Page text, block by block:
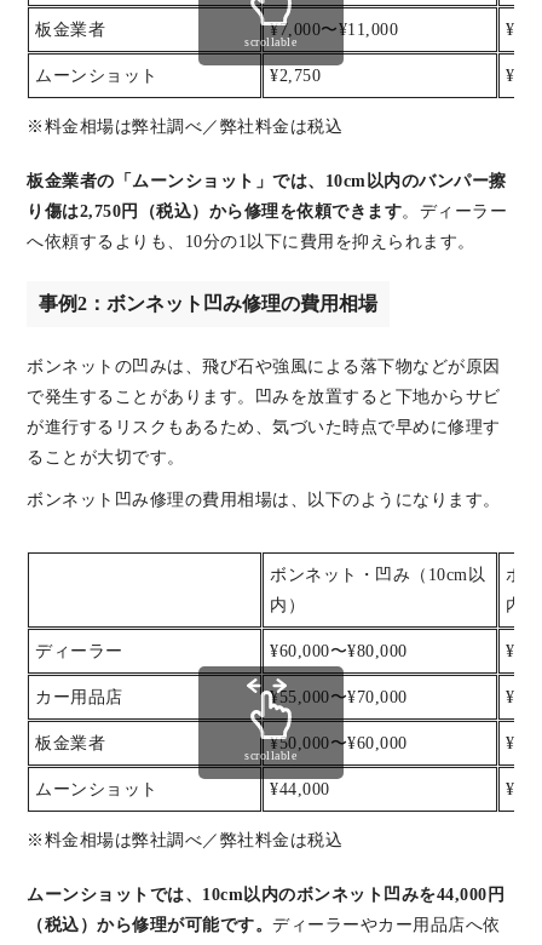
板金業者 ¥7,000〜¥11,000
ムーンショット ¥2,750
※料金相場は弊社調べ／弊社料金は税込
scrollable
板金業者の「ムーンショット」では、10cm以内のバンパー擦
り傷は2,750円（税込）から修理を依頼できます。ディーラー
へ依頼するよりも、10分の1以下に費用を抑えられます。
事例2：ボンネット凹み修理の費用相場
ボンネットの凹みは、飛び石や強風による落下物などが原因
で発生することがあります。凹みを放置すると下地からサビ
が進行するリスクもあるため、気づいた時点で早めに修理す
ることが大切です。
ボンネット凹み修理の費用相場は、以下のようになります。
ボンネット・凹み（10cm以
内）
ボ
内）
ディーラー ¥60,000〜¥80,000
カー用品店 ¥55,000〜¥70,000
板金業者 ¥50,000〜¥60,000
ムーンショット ¥44,000
※料金相場は弊社調べ／弊社料金は税込
scrollable
ムーンショットでは、10cm以内のボンネット凹みを44,000円
（税込）から修理が可能です。 ディーラーやカー用品店へ依